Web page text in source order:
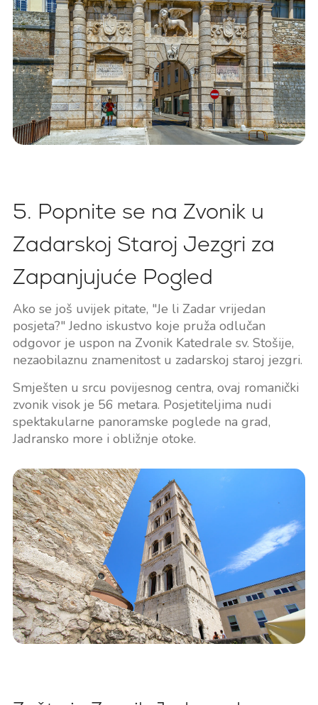
5. Popnite se na Zvonik u
Zadarskoj Staroj Jezgri za
Zapanjujuće Pogled
Ako se još uvijek pitate, "Je li Zadar vrijedan
posjeta?" Jedno iskustvo koje pruža odlučan
odgovor je uspon na Zvonik Katedrale sv. Stošije,
nezaobilaznu znamenitost u zadarskoj staroj jezgri.
Smješten u srcu povijesnog centra, ovaj romanički
zvonik visok je 56 metara. Posjetiteljima nudi
spektakularne panoramske poglede na grad,
Jadransko more i obližnje otoke.